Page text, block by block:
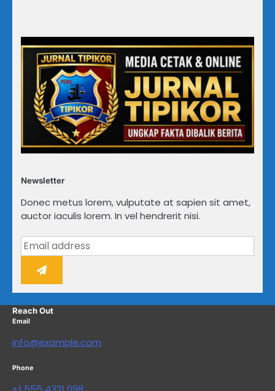
Newsletter
Donec metus lorem, vulputate at sapien sit amet,
auctor iaculis lorem. In vel hendrerit nisi.
Reach Out
Email
info@example.com
Phone